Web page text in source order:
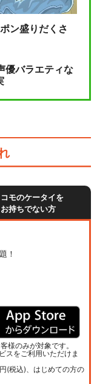
ン盛りだくさ
優バラエティな
コモのケータイを
お持ちでない方
！
様のみが対象です。
スをご利用いただけま
(税込)、はじめての方の